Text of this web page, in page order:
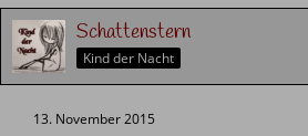
Schattenstern
Kind der Nacht
13. November 2015